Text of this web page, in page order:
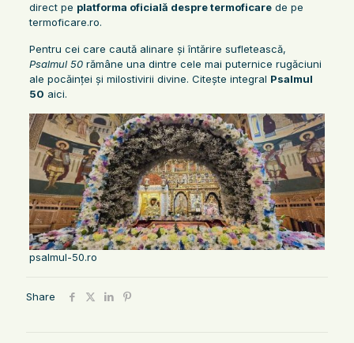
direct pe platforma oficială despre termoficarede pe
termoficare.ro.
Pentru cei care caută alinare și întărire sufletească,
Psalmul 50rămâne una dintre cele mai puternice rugăciuni
ale pocăinței și milostivirii divine. Citește integral Psalmul
50 aici.
psalmul-50.ro
Share